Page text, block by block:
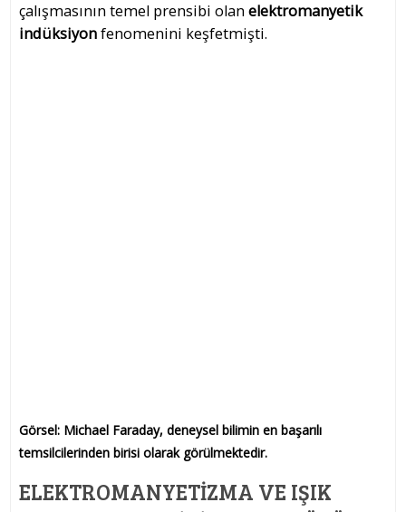
çalışmasının temel prensibi olanelektromanyetik
indüksiyonfenomenini keşfetmişti.
Görsel: Michael Faraday, deneysel bilimin en başarılı
temsilcilerinden birisi olarak görülmektedir.
ELEKTROMANYETIZMA VE IŞIK